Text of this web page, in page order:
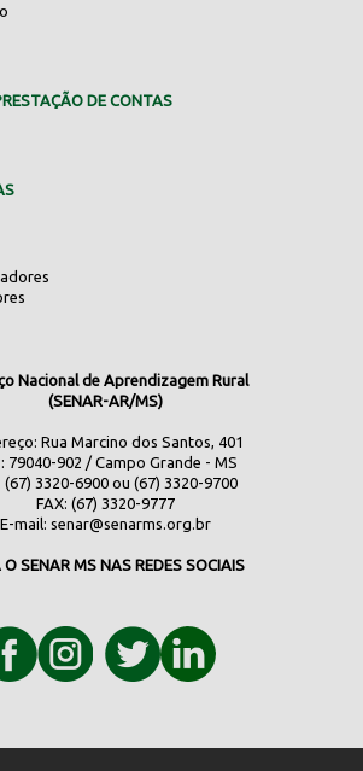
DE CONTAS
Nacional de Aprendizagem Rural
(SENAR-AR/MS)
Rua Marcino dos Santos, 401
79040-902 / Campo Grande - MS
(67) 3320-6900 ou (67) 3320-9700
FAX: (67) 3320-9777
E-mail: senar@senarms.org.br
O SENAR MS NAS REDES SOCIAIS